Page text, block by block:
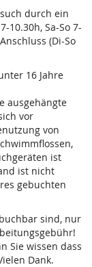
durch ein
10.30h, Sa-So 7-
(Di-So
16 Jahre
ausgehängte
vor
von
ist
ist nicht
gebuchten
sind, nur
Sie wissen dass
Dank.